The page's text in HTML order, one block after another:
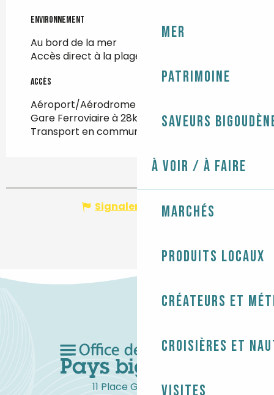
Mer
Patrimoine
Saveurs
À voir / À faire
Marchés
Produits locaux
Créateurs et
Croisières et
Visites
Environnement
Environnement
Au bord de la mer
Accès direct à la plage
Accès
Accès
Aéroport/Aérodrome à 95km
Gare Ferroviaire à 28km
Transport en commun à 3km
Signaler une erreur
11 Place Gambetta